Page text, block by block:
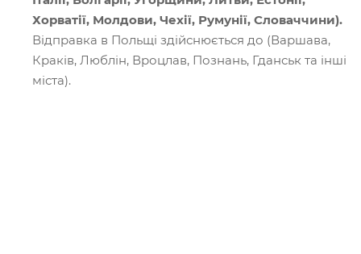
Хорватії, Молдови, Чехії, Румунії, Словаччини).
Відправка в Польщі здійснюється до (Варшава,
Краків, Люблін, Вроцлав, Познань, Гданськ та інші
міста).